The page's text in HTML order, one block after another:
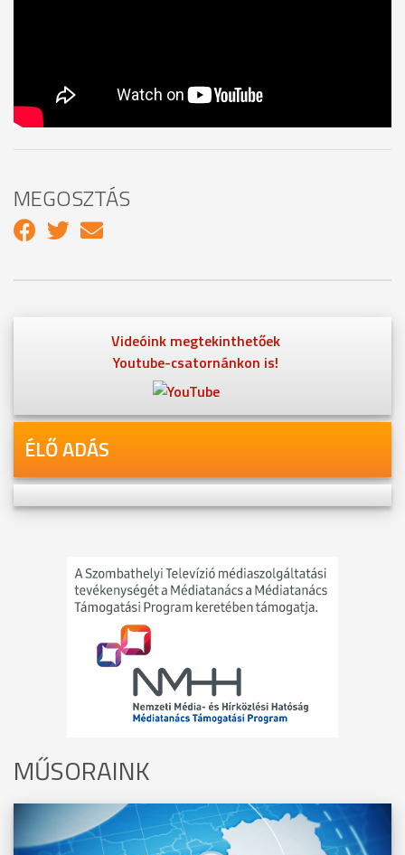
MEGOSZTÁS
Videóink megtekinthetőek
Youtube-csatornánkon is!
ÉLŐ ADÁS
MŰSORAINK